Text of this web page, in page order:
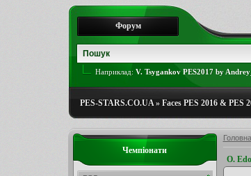
Форум
Наприклад: V. Tsygankov PES2017 by
PES-STARS.CO.UA» Faces PES 2016 & PES
Головна
O.
Чемпіонати